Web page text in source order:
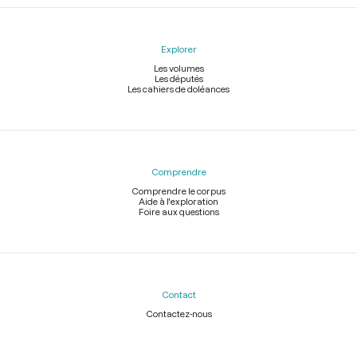
Explorer
Les volumes
Les députés
Les cahiers de doléances
Comprendre
Comprendre le corpus
Aide à l'exploration
Foire aux questions
Contact
Contactez-nous